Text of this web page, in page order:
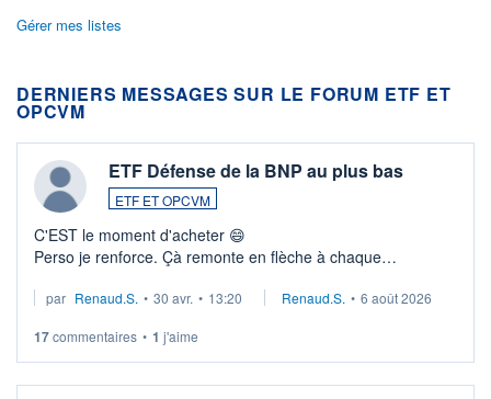
Gérer mes listes
DERNIERS MESSAGES SUR LE FORUM ETF ET
OPCVM
ETF Défense de la BNP au plus bas
ETF ET OPCVM
C'EST le moment d'acheter 😄​
Perso je renforce. Çà remonte en flèche à chaque
Investissement long terme tip top pour sa retraite.
par Renaud.S. • 30 avr. • 13:20 Renaud.S. • 6 août 2026
17commentaires • 1 j'aime